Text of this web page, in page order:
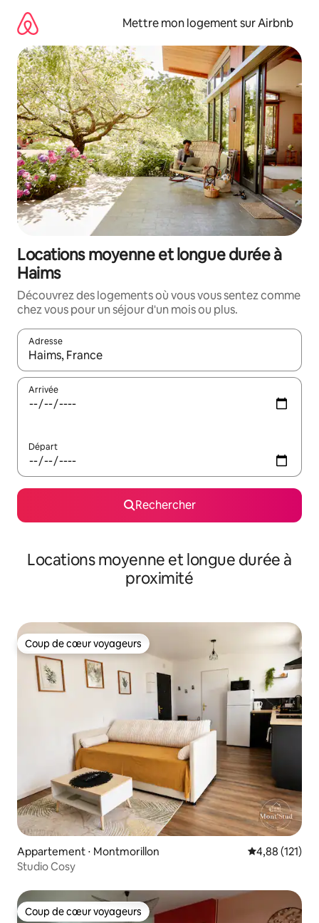
directement
contenu
Mettre mon logement sur Airbnb
Locations moyenne et longue durée à
Haims
Découvrez des logements où vous vous sentez comme
chez vous pour un séjour d'un mois ou plus.
Adresse
Lorsque les résultats s'affichent, utilisez les flèches vers le
Arrivée
Départ
Rechercher
Locations moyenne et longue durée à
proximité
Coup de cœur voyageurs
Coup de cœur voyageurs
Appartement ⋅ Montmorillon Évaluation
4,88 (121)
Studio Cosy
Coup de cœur voyageurs
Coup de cœur voyageurs